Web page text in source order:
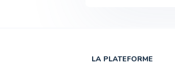
LA PLATEFORME